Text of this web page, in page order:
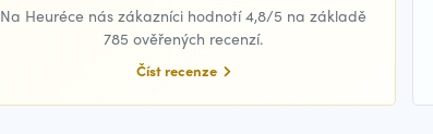
Na Heuréce nás zákazníci hodnotí 4,8/5 na základě
785 ověřených recenzí.
Číst recenze